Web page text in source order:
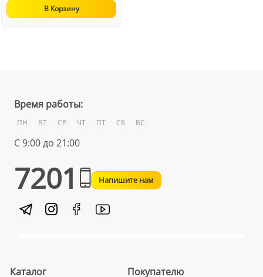
В Корзину
Время работы:
ПН ВТ СР ЧТ ПТ СБ ВС
С 9:00 до 21:00
7201 Напишите нам
Каталог Покупателю